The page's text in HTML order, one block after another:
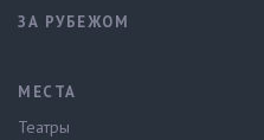
ЗА РУБЕЖОМ
МЕСТА
Театры